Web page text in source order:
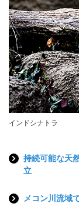
インドシナトラ
持続可能な天
立
メコン川流域